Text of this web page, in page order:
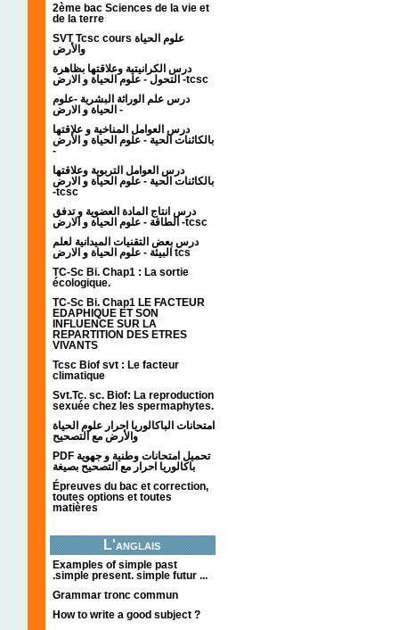
2ème bac Sciences de la vie et
de la terre
SVT Tcsc cours علوم الحياة
والأرض
درس الكرانيتية وعلاقتها بظاهرة
التحول - علوم الحياة و الارض -tcsc
درس علم الوراثة البشرية -علوم
الحياة و الارض -
درس العوامل المناخية و علاقتها
بالكائنات الحية - علوم الحياة و الأرض
-
درس العوامل التربوية وعلاقتها
بالكائنات الحية - علوم الحياة و الارض
-tcsc
درس انتاج المادة العضوية و تدفق
الطاقة - علوم الحياة و الارض -tcsc
درس بعض التقنيات الميدانية لعلم
البيئة - علوم الحياة و الارض tcs
TC-Sc Bi. Chap1 : La sortie
écologique.
TC-Sc Bi. Chap1 LE FACTEUR
EDAPHIQUE ET SON
INFLUENCE SUR LA
REPARTITION DES ETRES
VIVANTS
Tcsc Biof svt : Le facteur
climatique
Svt.Tc. sc. Biof: La reproduction
sexuée chez les spermaphytes.
امتحانات الباكالوريا احرار علوم الحياة
والأرض مع التصحيح
PDF تحميل امتحانات وطنية و جهوية
باكالوريا احرار مع التصحيح بصيغة
Épreuves du bac et correction,
toutes options et toutes
matières
L'anglais
Examples of simple past
.simple present. simple futur ...
Grammar tronc commun
How to write a good subject ?